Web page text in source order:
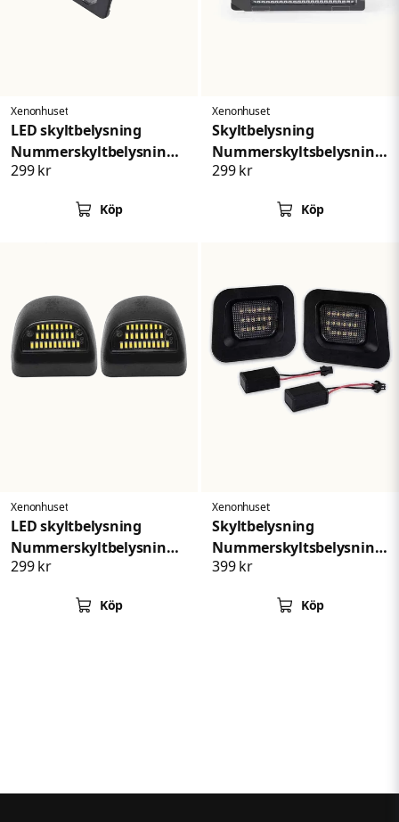
Xenonhuset
LED skyltbelysning
Nummerskyltbelysning
Ford Fusion Focus
299 kr
Köp
Xenonhuset
Skyltbelysning
Nummerskyltsbelysning
Fiat Dodge Maserati
299 kr
Köp
Xenonhuset
LED skyltbelysning
Nummerskyltbelysning
Chevrolet Silverado
299 kr
Köp
Xenonhuset
Skyltbelysning
Nummerskyltsbelysning
Dodge RAM 20032018
399 kr
Köp